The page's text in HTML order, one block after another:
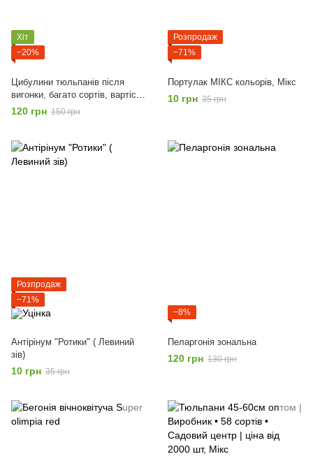
Хіт
−20%
Цибулини тюльпанів після
вигонки, багато сортів, вартість
за 1кг, Мікс
120 грн 150 грн
Розпродаж
−71%
Портулак МІКС кольорів, Мікс
10 грн 35 грн
Розпродаж
−71%
Антірінум "Ротики" ( Левиний
зів)
10 грн 35 грн
−8%
Пеларгонія зональна
120 грн 130 грн